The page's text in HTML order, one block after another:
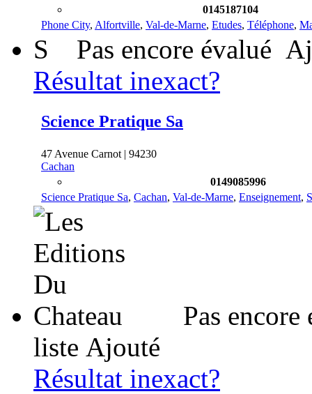
0145187104
Phone City, Alfortville, Val-de-Marne, Etudes, Téléphone,
S Pas encore évalué
Résultat inexact?
Science Pratique Sa
47 Avenue Carnot | 94230
Cachan
0149085996
Science Pratique Sa, Cachan, Val-de-Marne, Enseignement,
Pas encore
liste Ajouté
Résultat inexact?